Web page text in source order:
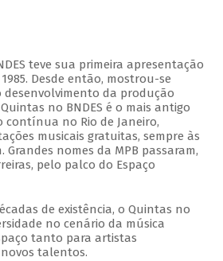
teve sua primeira apresentação
Desde então, mostrou-se
da produção
no BNDES é o mais antigo
contínua no Rio de Janeiro,
musicais gratuitas, sempre às
Grandes nomes da MPB passaram,
pelo palco do Espaço
de existência, o Quintas no
no cenário da música
tanto para artistas
talentos.